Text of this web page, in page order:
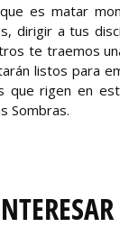
es matar
dirigir a tus
te traemos
listos para
que rigen en
Sombras.